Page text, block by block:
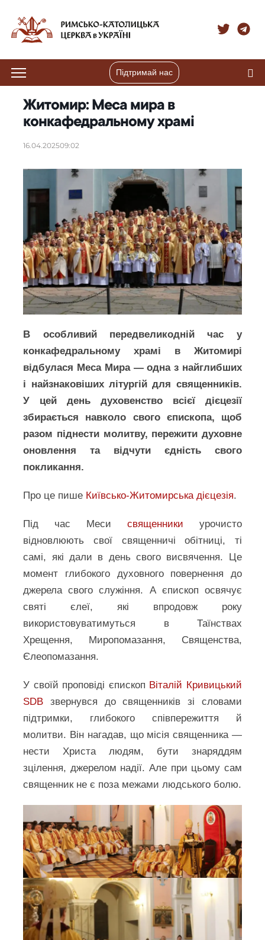
Підтримай нас
Житомир: Меса мира в
конкафедральному храмі
16.04.202509:02
В особливий передвеликодній час у
конкафедральному храмі в Житомирі
відбулася Меса Мира — одна з найглибших
і найзнаковіших літургій для священників.
У цей день духовенство всієї дієцезії
збирається навколо свого єпископа, щоб
разом піднести молитву, пережити духовне
оновлення та відчути єдність свого
покликання.
Про це пише Київсько-Житомирська дієцезія.
Під час Меси священники урочисто
відновлюють свої священничі обітниці, ті
самі, які дали в день свого висвячення. Це
момент глибокого духовного повернення до
джерела свого служіння. А єпископ освячує
святі єлеї, які впродовж року
використовуватимуться в Таїнствах
Хрещення, Миропомазання, Священства,
Єлеопомазання.
У своїй проповіді єпископ Віталій Кривицький
SDB звернувся до священників зі словами
підтримки, глибокого співпережиття й
молитви. Він нагадав, що місія священника —
нести Христа людям, бути знаряддям
зцілення, джерелом надії. Але при цьому сам
священник не є поза межами людського болю.